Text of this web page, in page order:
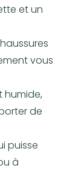
et un
vous
humide,
de
puisse
à